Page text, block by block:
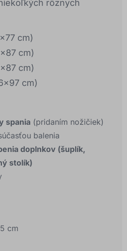
rôznych
cm)
cm)
cm)
cm)
spania (pridaním nožičiek)
balenia
doplnkov (šuplík,
stolík)
cm